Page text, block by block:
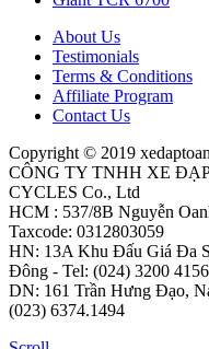
About Us
Testimonials
Terms & Conditions
Affiliate Program
Contact Us
Copyright © 2019
CÔNG TY TNHH XE
CYCLES Co., Ltd
HCM : 537/8B Nguyễn
Taxcode: 0312803059
HN: 13A Khu Đấu Giá Đa
Đông - Tel: (024) 3200 4156
DN: 161 Trần Hưng Đạo,
(023) 6374.1494